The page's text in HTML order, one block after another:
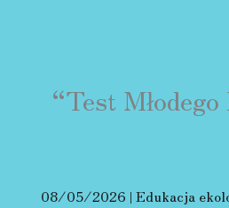
“Test
08/05/2026 | Edukacja